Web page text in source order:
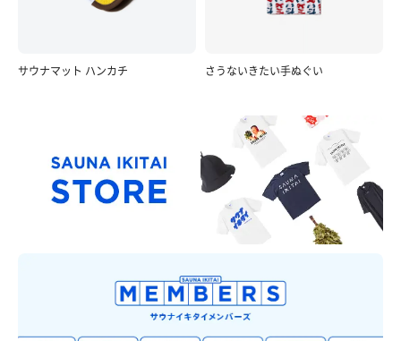
サウナマット ハンカチ さうないきたい手ぬぐい